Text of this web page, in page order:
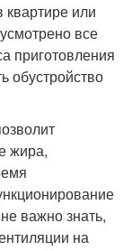
или
все
приготовления
обустройство
жира,
важно знать,
на